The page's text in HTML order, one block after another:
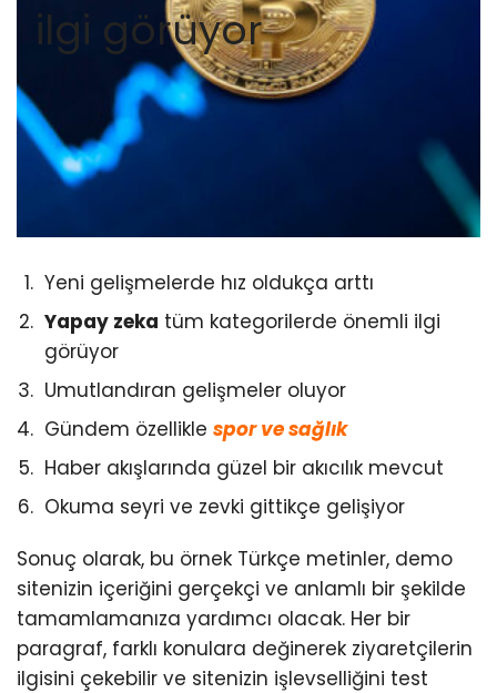
ilgi görüyor
Yeni gelişmelerde hız oldukça arttı
Yapay zeka tüm kategorilerde önemli ilgi
görüyor
Umutlandıran gelişmeler oluyor
Gündem özellikle spor ve sağlık
Haber akışlarında güzel bir akıcılık mevcut
Okuma seyri ve zevki gittikçe gelişiyor
Sonuç olarak, bu örnek Türkçe metinler, demo
sitenizin içeriğini gerçekçi ve anlamlı bir şekilde
tamamlamanıza yardımcı olacak. Her bir
paragraf, farklı konulara değinerek ziyaretçilerin
ilgisini çekebilir ve sitenizin işlevselliğini test